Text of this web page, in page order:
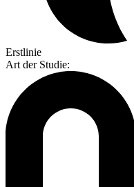
Erstlinie
Art der Studie: